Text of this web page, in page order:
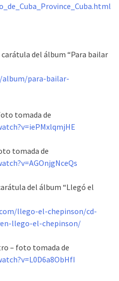
del álbum “Para bailar
para-bailar-
tomada de
tomada de
del álbum “Llegó el
llego-el-chepinson/cd-
llego-el-chepinson/
– foto tomada de